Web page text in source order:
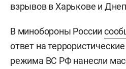
взрывов в Харькове и
В минобороны России
ответ на
режима ВС РФ нанесли